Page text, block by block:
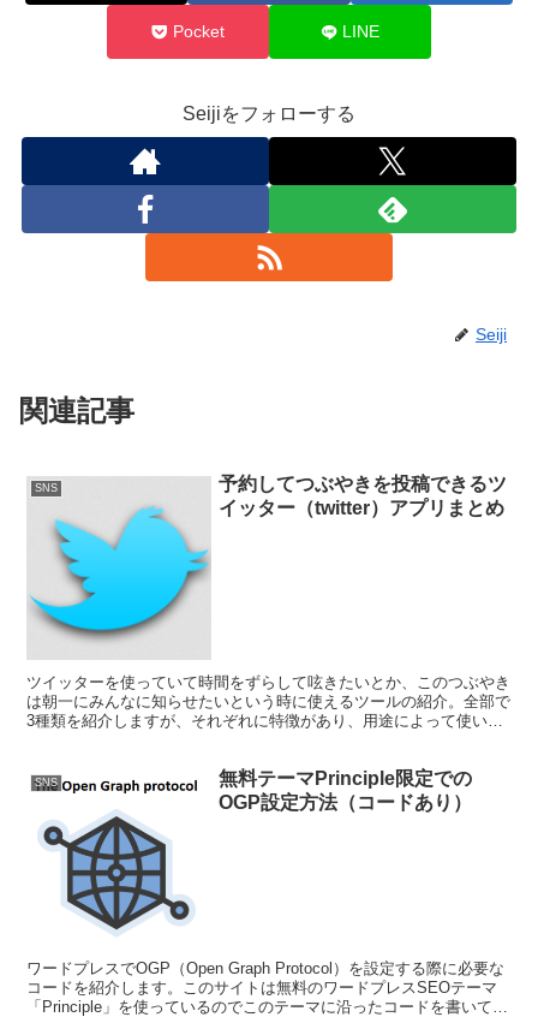
Pocket LINE
Seijiをフォローする
Seiji
関連記事
SNS
予約してつぶやきを投稿できるツ
イッター（twitter）アプリまとめ
ツイッターを使っていて時間をずらして呟きたいとか、このつぶやき
は朝一にみんなに知らせたいという時に使えるツールの紹介。全部で
3種類を紹介しますが、それぞれに特徴があり、用途によって使い分
SNS
無料テーマPrinciple限定での
OGP設定方法（コードあり）
ワードプレスでOGP（Open Graph Protocol）を設定する際に必要な
コードを紹介します。このサイトは無料のワードプレスSEOテーマ
「Principle」を使っているのでこのテーマに沿ったコードを書いてい